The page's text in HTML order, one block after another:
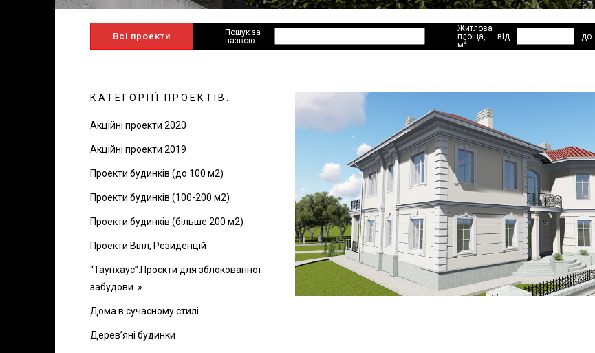
Всі проекти
Пошук за
назвою
Житлова
площа,
м2:
від до
КАТЕГОРІЇЇ ПРОЕКТІВ:
Акційні проекти 2020
Акційні проекти 2019
Проекти будинків (до 100 м2)
Проекти будинків (100-200 м2)
Проекти будинків (більше 200 м2)
Проекти Вілл, Резиденцій
“Таунхаус”.Проєкти для зблокованної
забудови. »
Дома в сучасному стилі
Дерев’яні будинки